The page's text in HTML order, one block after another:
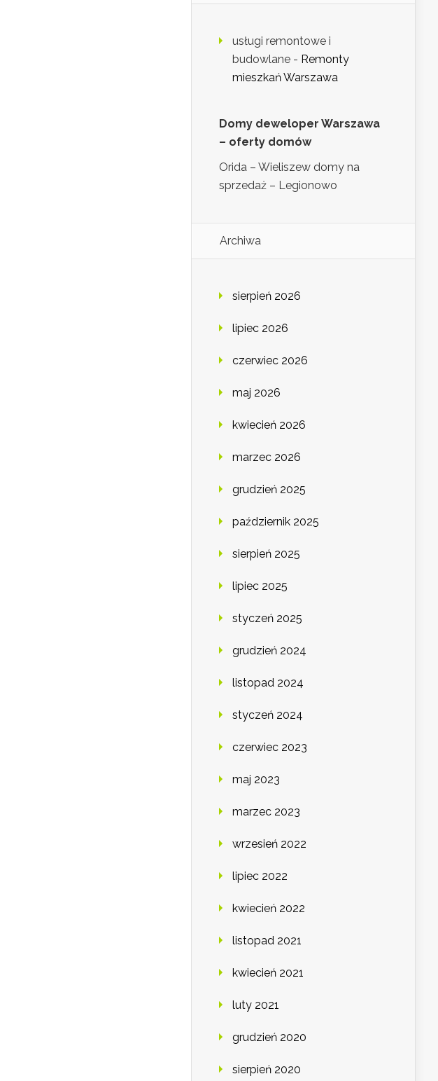
usługi remontowe i
budowlane - Remonty
mieszkań Warszawa
Domy deweloper Warszawa
– oferty domów
Orida – Wieliszew domy na
sprzedaż – Legionowo
Archiwa
sierpień 2026
lipiec 2026
czerwiec 2026
maj 2026
kwiecień 2026
marzec 2026
grudzień 2025
październik 2025
sierpień 2025
lipiec 2025
styczeń 2025
grudzień 2024
listopad 2024
styczeń 2024
czerwiec 2023
maj 2023
marzec 2023
wrzesień 2022
lipiec 2022
kwiecień 2022
listopad 2021
kwiecień 2021
luty 2021
grudzień 2020
sierpień 2020